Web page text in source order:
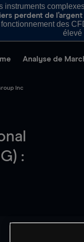
instruments
perdent de
des
élevé
Analyse de
Inc
: